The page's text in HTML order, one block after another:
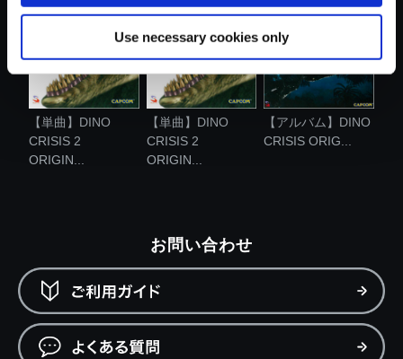
Use necessary cookies only
【単曲】DINO
CRISIS 2
ORIGIN...
【単曲】DINO
CRISIS 2
ORIGIN...
【アルバム】DINO
CRISIS ORIG...
お問い合わせ